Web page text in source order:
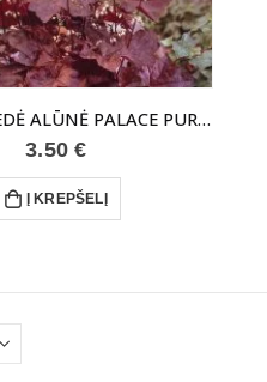
SMULKIAŽIEDĖ ALŪNĖ PALACE PURPLE
3.50€
Į KREPŠELĮ